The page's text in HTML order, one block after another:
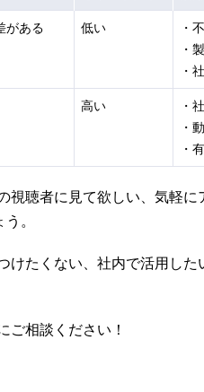
がある 低い
・
・
・
高い
・
・
・
聴者に見て欲しい、気軽
。
たくない、社内で活用した
ご相談ください！